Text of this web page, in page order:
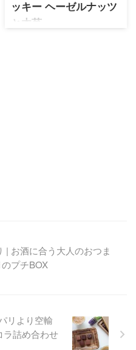
ッキー ヘーゼルナッツ
と木苺」
| お酒に合う大人のおつま
プチBOX
リより空輸
ラ詰め合わせ